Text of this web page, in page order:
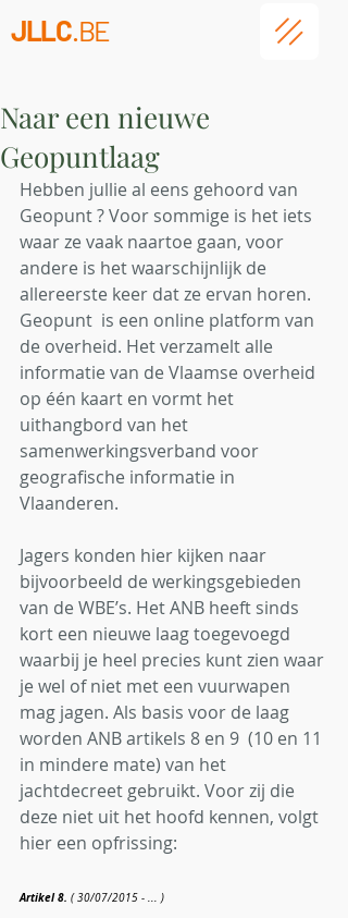
JLLC.BE
Naar een nieuwe
Geopuntlaag
Hebben jullie al eens gehoord van
Geopunt ? Voor sommige is het iets
waar ze vaak naartoe gaan, voor
andere is het waarschijnlijk de
allereerste keer dat ze ervan horen.
Geopunt  is een online platform van
de overheid. Het verzamelt alle
informatie van de Vlaamse overheid
op één kaart en vormt het
uithangbord van het
samenwerkingsverband voor
geografische informatie in
Vlaanderen.
Jagers konden hier kijken naar
bijvoorbeeld de werkingsgebieden
van de WBE’s. Het ANB heeft sinds
kort een nieuwe laag toegevoegd
waarbij je heel precies kunt zien waar
je wel of niet met een vuurwapen
mag jagen. Als basis voor de laag
worden ANB artikels 8 en 9  (10 en 11
in mindere mate) van het
jachtdecreet gebruikt. Voor zij die
deze niet uit het hoofd kennen, volgt
hier een opfrissing:
Artikel 8. ( 30/07/2015 - ... )